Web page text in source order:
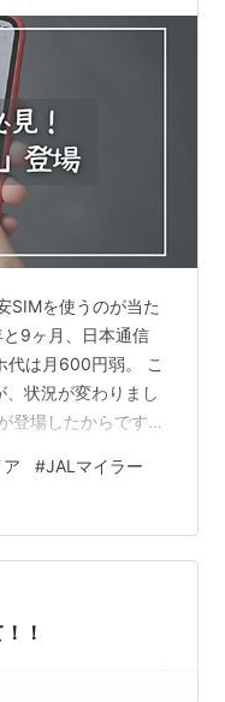
SIMを使うのが当た
9ヶ月、日本通信
代は月600円弱。 こ
状況が変わりまし
登場したからです。
4月現在） JALモバ
ル2GB、日本通信
10GB、日本通信
ぶっちゃけマイルを
#JALマイラー
！